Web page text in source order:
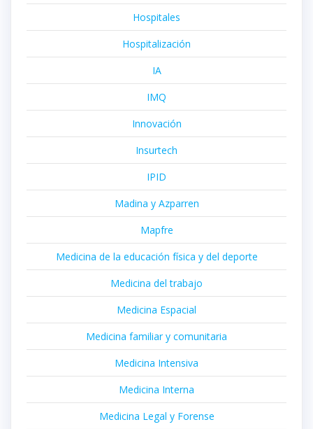
Hospitales
Hospitalización
IA
IMQ
Innovación
Insurtech
IPID
Madina y Azparren
Mapfre
Medicina de la educación física y del deporte
Medicina del trabajo
Medicina Espacial
Medicina familiar y comunitaria
Medicina Intensiva
Medicina Interna
Medicina Legal y Forense